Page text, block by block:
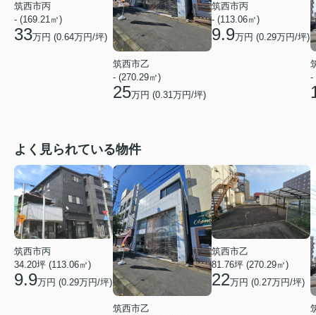
筑西市丙
- (169.21㎡)
33万円 (0.64万円/坪)
筑西市乙
- (270.29㎡)
25万円 (0.31 万円/坪)
筑西市丙
- (113.06㎡)
9.9万円 (0.29万円/坪)
-
よく見られている物件
筑西市丙
34.20坪 (113.06㎡)
9.9万円 (0.29万円/坪)
筑西市乙
筑西市乙
81.76坪 (270.29㎡)
22万円 (0.27万円/坪)